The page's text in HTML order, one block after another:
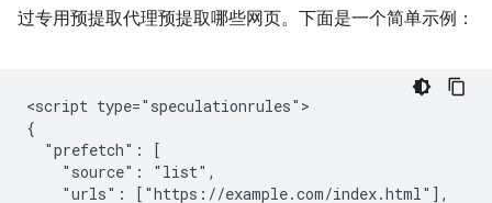
过专用预提取代理预提取哪些网页。下面是一个简单示例：
<script type="speculationrules">
{
  "prefetch": [
    "source": "list",
    "urls": ["https://example.com/index.html"],